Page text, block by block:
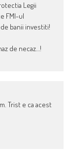
Legii
FMI-ul
banii investiti!
de necaz…!
Trist e ca acest